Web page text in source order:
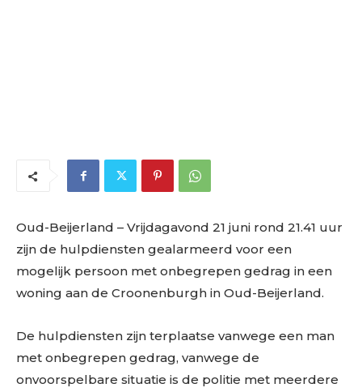
Oud-Beijerland – Vrijdagavond 21 juni rond 21.41 uur
zijn de hulpdiensten gealarmeerd voor een
mogelijk persoon met onbegrepen gedrag in een
woning aan de Croonenburgh in Oud-Beijerland.
De hulpdiensten zijn terplaatse vanwege een man
met onbegrepen gedrag, vanwege de
onvoorspelbare situatie is de politie met meerdere